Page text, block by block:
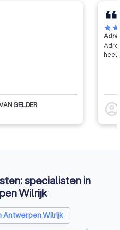
GELDER
starstar
heel
account_circle
specialisten in
Wilrijk
Antwerpen Wilrijk